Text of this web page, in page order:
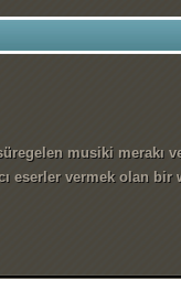
musiki merakı
eserler vermek olan bir